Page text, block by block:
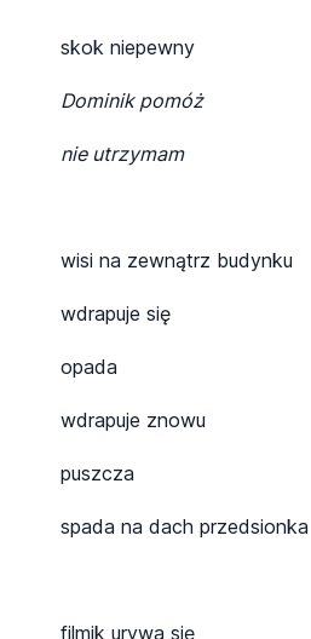
skok niepewny
Dominik pomóż
nie utrzymam
wisi na zewnątrz budynku
wdrapuje się
opada
wdrapuje znowu
puszcza
spada na dach przedsionka
filmik urywa się